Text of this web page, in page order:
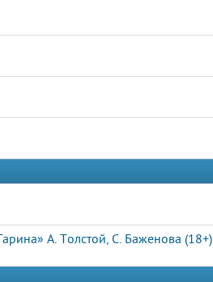
А. Толстой, С. Баженова (18+)